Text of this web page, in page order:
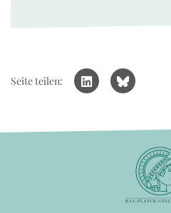
Seite teilen: